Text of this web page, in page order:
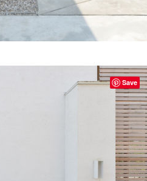
Save